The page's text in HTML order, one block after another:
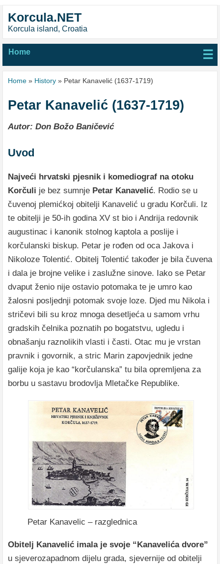
Korcula.NET
Korcula island, Croatia
Home ☰
Home » History » Petar Kanavelić (1637-1719)
Petar Kanavelić (1637-1719)
Autor: Don Božo Baničević
Uvod
Najveći hrvatski pjesnik i komediograf na otoku
Korčuli je bez sumnje Petar Kanavelić. Rodio se u
čuvenoj plemićkoj obitelji Kanavelić u gradu Korčuli. Iz
te obitelji je 50-ih godina XV st bio i Andrija redovnik
augustinac i kanonik stolnog kaptola a poslije i
korčulanski biskup. Petar je rođen od oca Jakova i
Nikoloze Tolentić. Obitelj Tolentić također je bila čuvena
i dala je brojne velike i zaslužne sinove. Iako se Petar
dvaput ženio nije ostavio potomaka te je umro kao
žalosni posljednji potomak svoje loze. Djed mu Nikola i
stričevi bili su kroz mnoga desetljeća u samom vrhu
gradskih čelnika poznatih po bogatstvu, ugledu i
obnašanju raznolikih vlasti i časti. Otac mu je vrstan
pravnik i govornik, a stric Marin zapovjednik jedne
galije koja je kao “korčulanska” tu bila opremljena za
borbu u sastavu brodovlja Mletačke Republike.
Petar Kanavelic – razglednica
Obitelj Kanavelić imala je svoje “Kanavelića dvore”
u sjeverozapadnom dijelu grada, sjevernije od obitelji